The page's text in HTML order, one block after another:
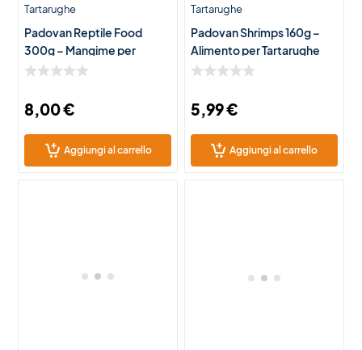
Tartarughe
Padovan Reptile Food
300g – Mangime per
Tartarughe e Rettili Erbivori
8,00€
Aggiungi al carrello
Tartarughe
Padovan Shrimps 160g –
Alimento per Tartarughe
d’Acqua Dolce
5,99€
Aggiungi al carrello